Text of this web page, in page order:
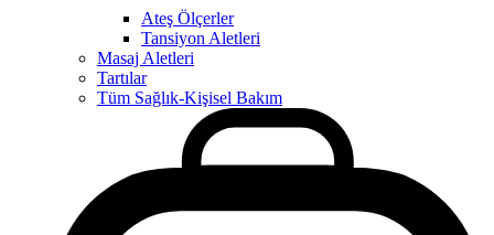
Ateş Ölçerler
Tansiyon Aletleri
Masaj Aletleri
Tartılar
Tüm Sağlık-Kişisel Bakım